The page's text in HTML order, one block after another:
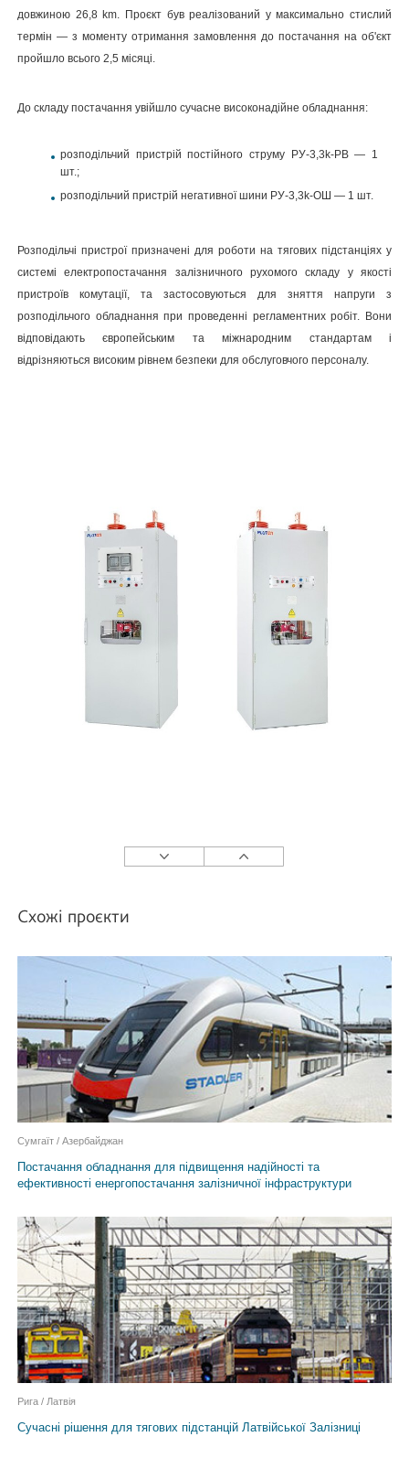
довжиною 26,8 km. Проєкт був реалізований у максимально стислий
термін — з моменту отримання замовлення до постачання на об'єкт
пройшло всього 2,5 місяці.
До складу постачання увійшло сучасне високонадійне обладнання:
розподільчий пристрій постійного струму РУ-3,3k-РВ — 1
шт.;
розподільчий пристрій негативної шини РУ-3,3k-ОШ — 1 шт.
Розподільчі пристрої призначені для роботи на тягових підстанціях у
системі електропостачання залізничного рухомого складу у якості
пристроїв комутації, та застосовуються для зняття напруги з
розподільчого обладнання при проведенні регламентних робіт. Вони
відповідають європейським та міжнародним стандартам і
відрізняються високим рівнем безпеки для обслуговчого персоналу.
Схожі проєкти
Постачання обладнання для підвищення надійності та
ефективності енергопостачання залізничної інфраструктури
Сумгаїт / Азербайджан
Сучасні рішення для тягових підстанцій Латвійської Залізниці
Рига / Латвiя